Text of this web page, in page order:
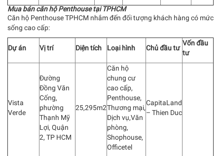
Mua bán căn hộ Penthouse tại TPHCM
Căn hộ Penthouse TPHCM nhắm đến đối tượng khách hàng có mức
sống cao cấp:
Dự án Vị trí Diện tích Loại hình Chủ đầu tư
Vốn đầu
tư
Vista
Verde
Đường
Đồng Văn
Cống,
phường
Thạnh Mỹ
Lợi, Quận
2, TP HCM
25,295m2
Căn hộ
chung cư
cao cấp,
Penthouse,
Thương mại,
Dịch vụ,Văn
phòng,
Shophouse,
Officetel
CapitaLand
– Thien Duc